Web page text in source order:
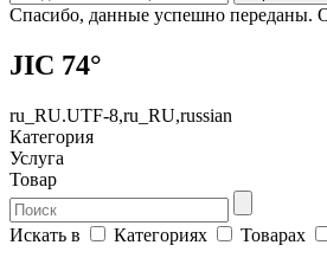
Спасибо, данные успешно переданы.
JIC 74°
ru_RU.UTF-8,ru_RU,russian
Категория
Услуга
Товар
Искать в Категориях Товарах